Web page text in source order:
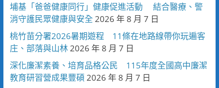
埔基「爸爸健康同行」健康促進活動 結合醫療、警
消守護民眾健康與安全 2026 年 8 月 7 日
桃竹苗分署2026暑期遊程 11條在地路線帶你玩遍客
庄、部落與山林2026 年 8 月 7 日
深化廉潔素養、培育品格公民 115年度全國高中廉潔
教育研習營成果豐碩 2026 年 8 月 7 日